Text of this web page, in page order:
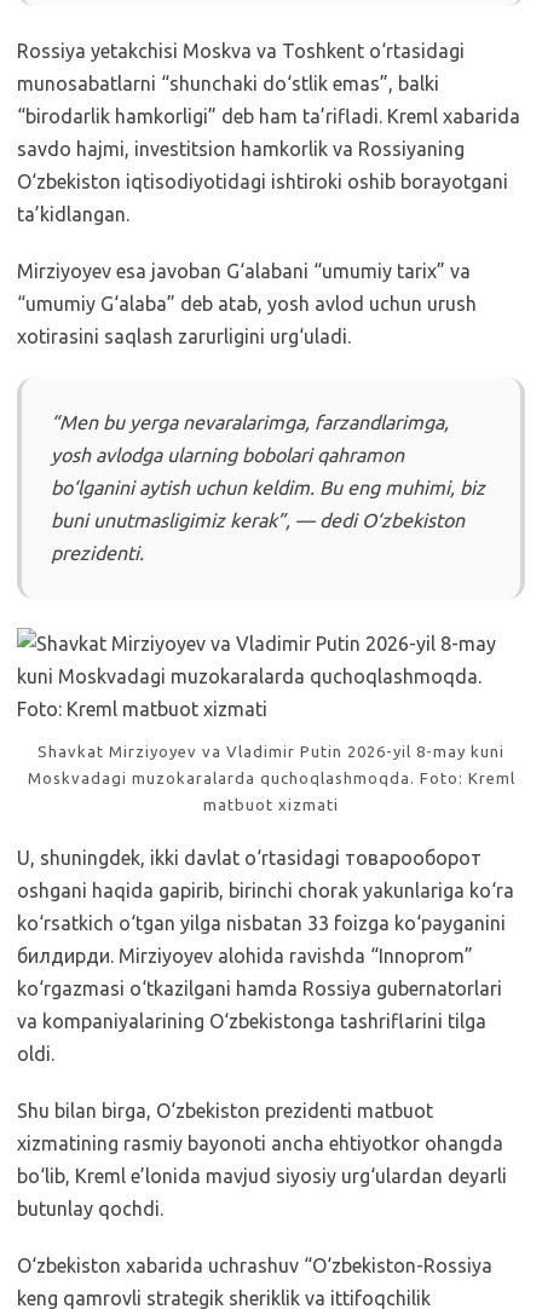
Rossiya yetakchisi Moskva va Toshkent o‘rtasidagi
munosabatlarni “shunchaki do‘stlik emas”, balki
“birodarlik hamkorligi” deb ham ta’rifladi. Kreml xabarida
savdo hajmi, investitsion hamkorlik va Rossiyaning
O‘zbekiston iqtisodiyotidagi ishtiroki oshib borayotgani
ta’kidlangan.
Mirziyoyev esa javoban G‘alabani “umumiy tarix” va
“umumiy G‘alaba” deb atab, yosh avlod uchun urush
xotirasini saqlash zarurligini urg‘uladi.
“Men bu yerga nevaralarimga, farzandlarimga,
yosh avlodga ularning bobolari qahramon
bo‘lganini aytish uchun keldim. Bu eng muhimi, biz
buni unutmasligimiz kerak”, — dedi O‘zbekiston
prezidenti.
Shavkat Mirziyoyev va Vladimir Putin 2026-yil 8-may kuni
Moskvadagi muzokaralarda quchoqlashmoqda. Foto: Kreml
matbuot xizmati
U, shuningdek, ikki davlat o‘rtasidagi товарооборот
oshgani haqida gapirib, birinchi chorak yakunlariga ko‘ra
ko‘rsatkich o‘tgan yilga nisbatan 33 foizga ko‘payganini
билдирди. Mirziyoyev alohida ravishda “Innoprom”
ko‘rgazmasi o‘tkazilgani hamda Rossiya gubernatorlari
va kompaniyalarining O‘zbekistonga tashriflarini tilga
oldi.
Shu bilan birga, O‘zbekiston prezidenti matbuot
xizmatining rasmiy bayonoti ancha ehtiyotkor ohangda
bo‘lib, Kreml e’lonida mavjud siyosiy urg‘ulardan deyarli
butunlay qochdi.
O‘zbekiston xabarida uchrashuv “O‘zbekiston-Rossiya
keng qamrovli strategik sheriklik va ittifoqchilik